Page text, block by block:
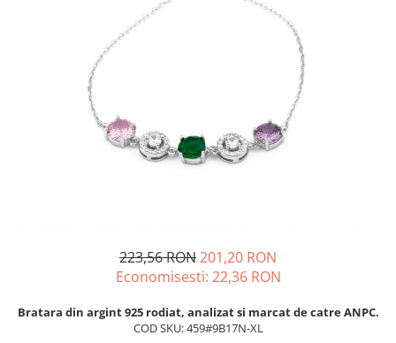
SETURI BIJUTERII
ACE DE CRAVATA
BRATARI PENTRU PICIOR
BRATARA TIP ROZARIU
LANTURI TIP ROZARIU
223,56 RON201,20 RON
Economisesti: 22,36 RON
Bratara din argint 925 rodiat, analizat si marcat de catre ANPC.
COD SKU: 459#9B17N-XL